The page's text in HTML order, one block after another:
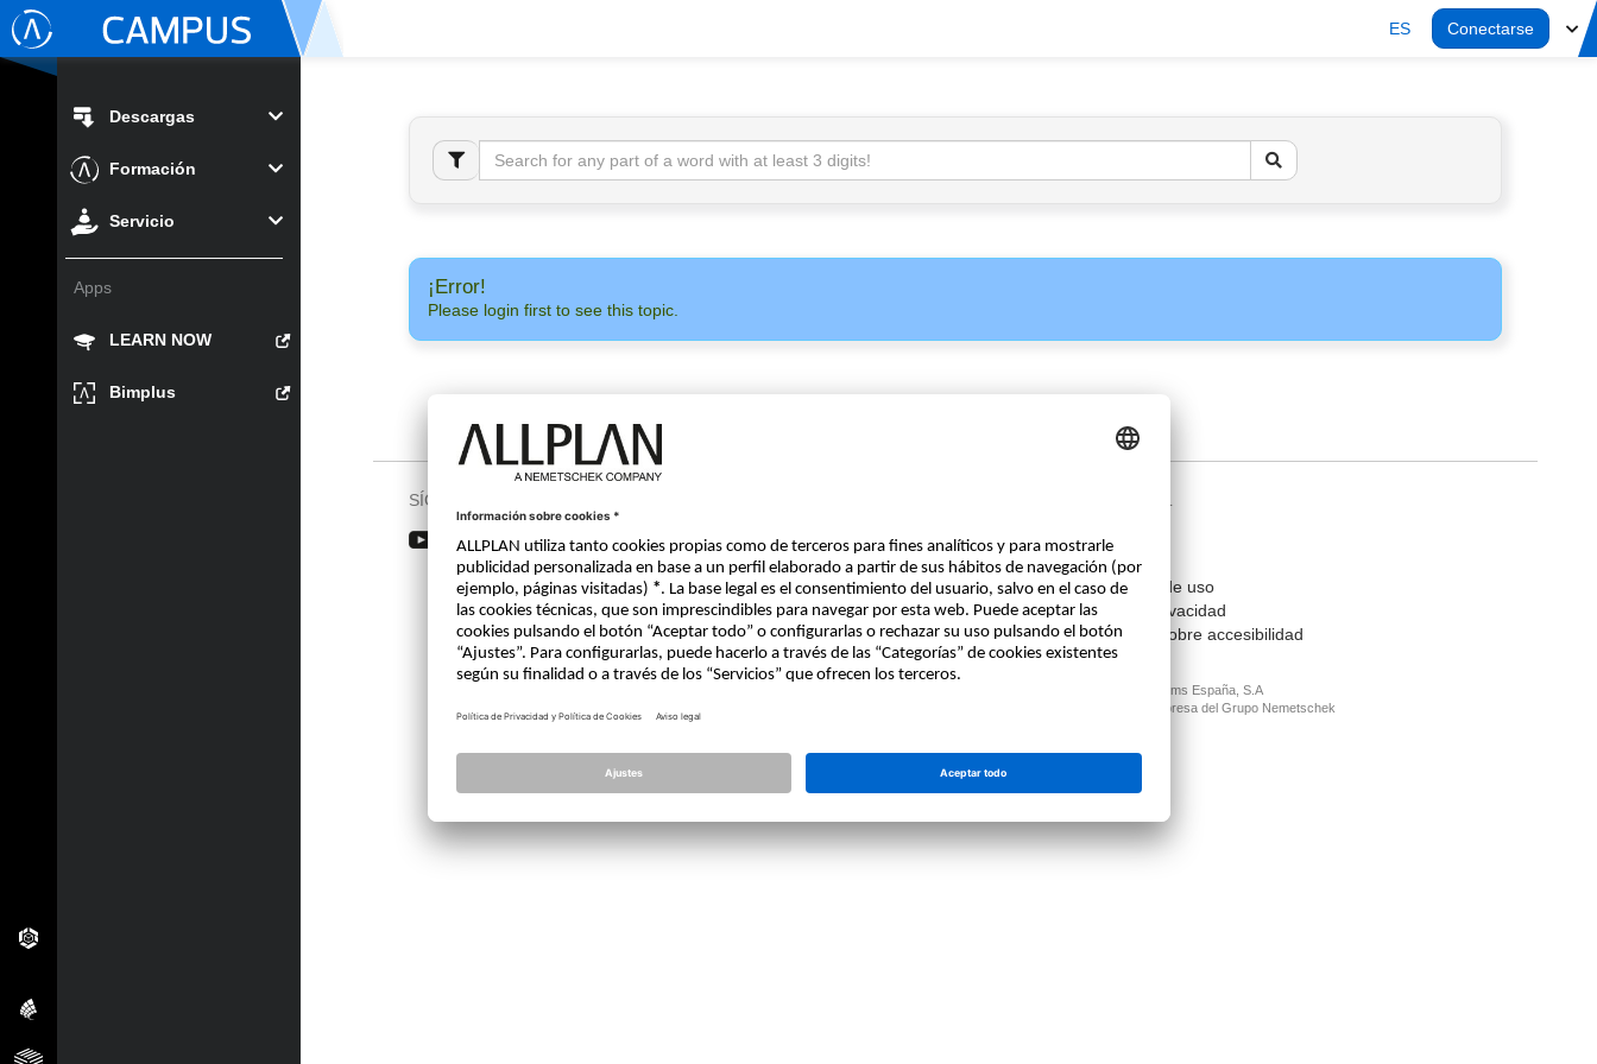
ES Conectarse
Descargas
Formación
Servicio
Apps
LEARN NOW
Bimplus
¡Error!
Please login first to see this topic.
SÍGUENOS EN
Licencia
Ajustes de privacidad
Allplan
Allplan Connect
Contacto
Aviso legal
Condiciones de uso
Política de privacidad
Información sobre accesibilidad
© ALLPLAN Systems España, S.A
ALLPLAN, un empresa del Grupo Nemetschek